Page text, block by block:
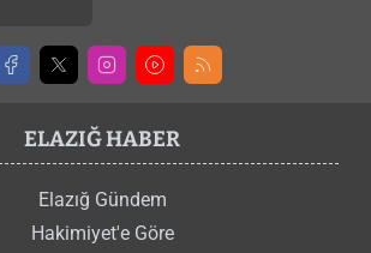
ELAZIĞ HABER
Elazığ Gündem
Hakimiyet'e Göre